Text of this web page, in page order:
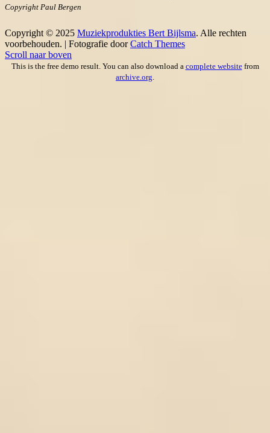
Copyright Paul Bergen
Copyright © 2025 Muziekprodukties Bert Bijlsma. Alle rechten
voorbehouden. | Fotografie doorCatch Themes
Scroll naar boven
This is the free demo result. You can also download a complete websitefrom
archive.org.